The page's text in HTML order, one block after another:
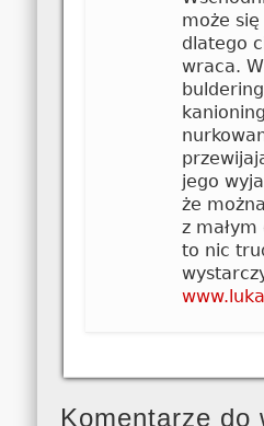
może
dlatego
wraca.
jego
że
z
to nic
Komentarze do